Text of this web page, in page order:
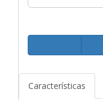
Características